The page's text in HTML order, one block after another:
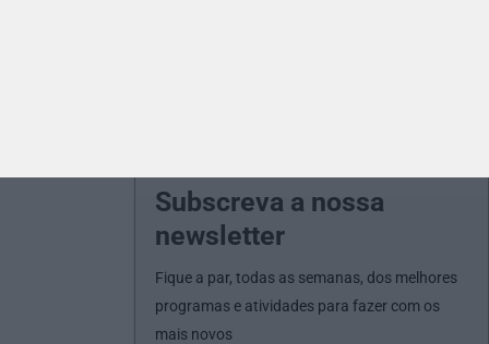
Subscreva a nossa
newsletter
Fique a par, todas as semanas, dos melhores
programas e atividades para fazer com os
mais novos